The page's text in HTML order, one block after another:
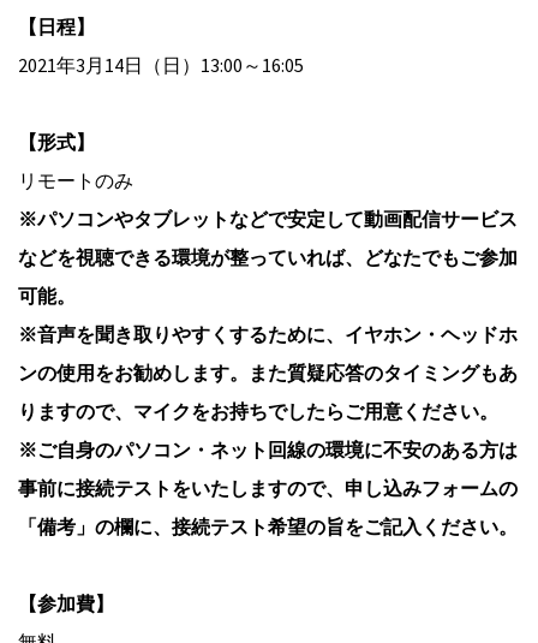
【日程】
2021年3月14日（日）13:00～16:05
【形式】
リモートのみ
※パソコンやタブレットなどで安定して動画配信サービス
などを視聴できる環境が整っていれば、どなたでもご参加
可能。
※音声を聞き取りやすくするために、イヤホン・ヘッドホ
ンの使用をお勧めします。また質疑応答のタイミングもあ
りますので、マイクをお持ちでしたらご用意ください。
※ご自身のパソコン・ネット回線の環境に不安のある方は
事前に接続テストをいたしますので、申し込みフォームの
「備考」の欄に、接続テスト希望の旨をご記入ください。
【参加費】